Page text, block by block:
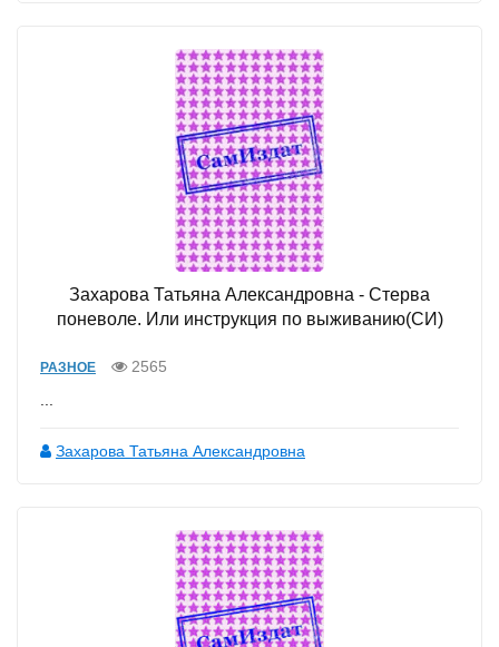
Захарова Татьяна Александровна - Стерва
поневоле. Или инструкция по выживанию(СИ)
РАЗНОЕ
2565
Захарова Татьяна Александровна